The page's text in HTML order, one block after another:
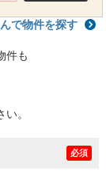
で物件を探す
件も
。
必須